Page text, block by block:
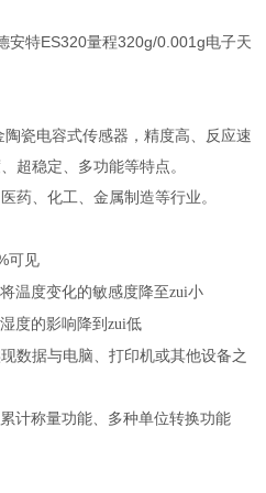
安特ES320量程320g/0.001g电子天
瓷电容式传感器，精度高、反应速
超稳定、多功能等特点。
药、化工、金属制造等行业。
可见
温度变化的敏感度降至zui小
度的影响降到zui低
数据与电脑、打印机或其他设备之
计称量功能、多种单位转换功能